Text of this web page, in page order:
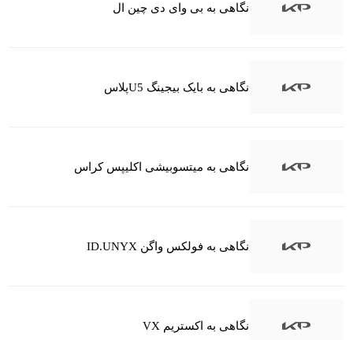
نگاهی به بی وای دی چین ال
نگاهی به بایک بیجینگ U5پلاس
نگاهی به میتسوبیشی اکلیپس کراس
نگاهی به فولکس واگن ID.UNYX
نگاهی به اکستریم VX